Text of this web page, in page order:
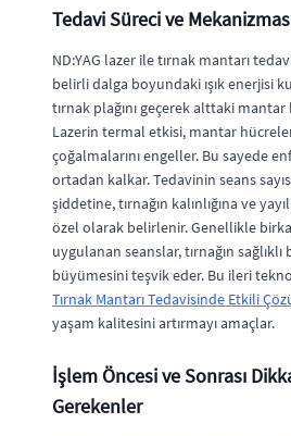
Tedavi Süreci ve
ND:YAG lazer ile tırnak mantarı
belirli dalga boyundaki ışık enerjisi
tırnak plağını geçerek alttaki
Lazerin termal etkisi, mantar
çoğalmalarını engeller. Bu sayede
ortadan kalkar. Tedavinin seans
şiddetine, tırnağın kalınlığına ve
özel olarak belirlenir. Genellikle
uygulanan seanslar, tırnağın
büyümesini teşvik eder. Bu ileri
Tırnak Mantarı Tedavisinde Etkili
yaşam kalitesini artırmayı amaçlar.
İşlem Öncesi ve Sonrası
Gerekenler